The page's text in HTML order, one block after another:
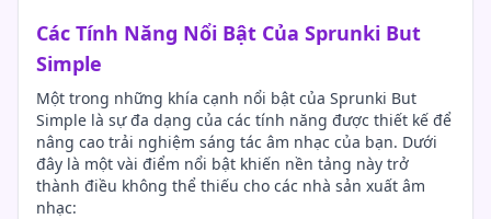
Các Tính Năng Nổi Bật Của Sprunki But
Simple
Một trong những khía cạnh nổi bật của Sprunki But
Simple là sự đa dạng của các tính năng được thiết kế để
nâng cao trải nghiệm sáng tác âm nhạc của bạn. Dưới
đây là một vài điểm nổi bật khiến nền tảng này trở
thành điều không thể thiếu cho các nhà sản xuất âm
nhạc: